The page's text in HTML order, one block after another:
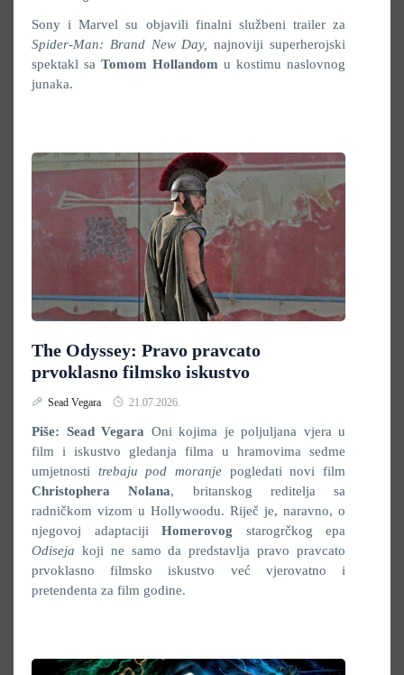
Sony i Marvel su objavili finalni službeni trailer za
Spider-Man: Brand New Day,najnoviji superherojski
spektakl sa Tomom Hollandom u kostimu naslovnog
junaka.
The Odyssey: Pravo pravcato
prvoklasno filmsko iskustvo
Sead Vegara 21.07.2026.
Piše: Sead Vegara Oni kojima je poljuljana vjera u
film i iskustvo gledanja filma u hramovima sedme
umjetnosti trebaju pod moranje pogledati novi film
Christophera Nolana, britanskog reditelja sa
radničkom vizom u Hollywoodu. Riječ je, naravno, o
njegovoj adaptaciji Homerovog starogrčkog epa
Odiseja koji ne samo da predstavlja pravo pravcato
prvoklasno filmsko iskustvo već vjerovatno i
pretendenta za film godine.